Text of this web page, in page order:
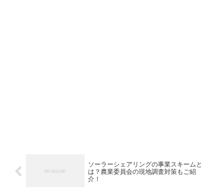
ソーラーシェアリングの事業スキームと
は？農業委員会の現地調査対策もご紹
介！